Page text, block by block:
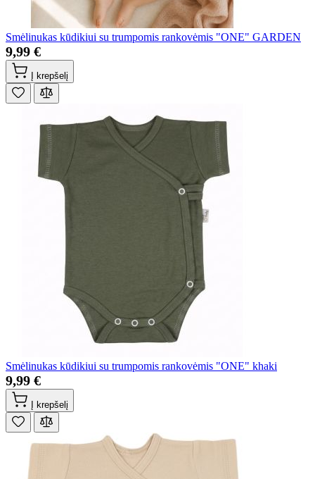
Smėlinukas kūdikiui su trumpomis rankovėmis "ONE" GARDEN
9,99 €
Į krepšelį
Smėlinukas kūdikiui su trumpomis rankovėmis "ONE" khaki
9,99 €
Į krepšelį